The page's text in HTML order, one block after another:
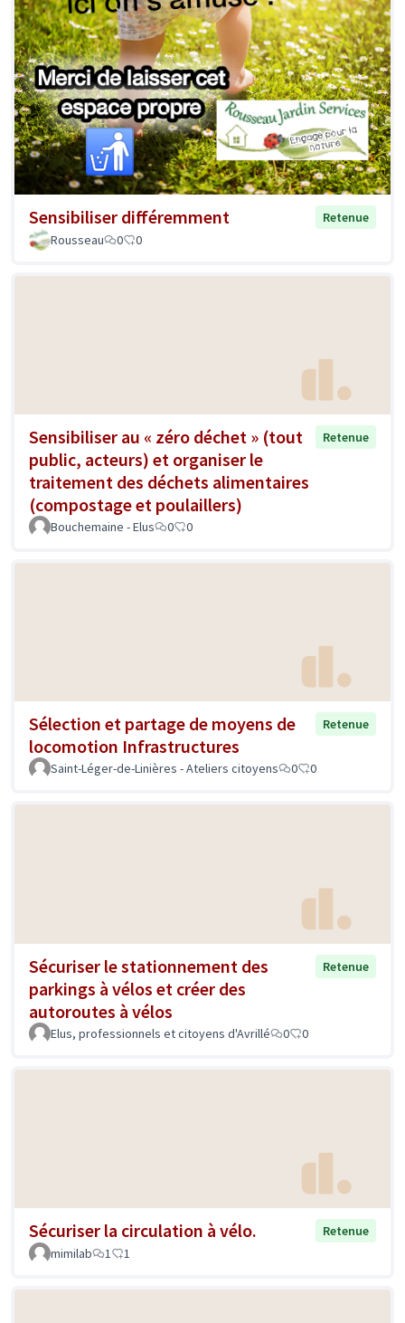
Sensibiliser différemment
Retenue
Rousseau
0 0
Sensibiliser au « zéro déchet » (tout
public, acteurs) et organiser le
traitement des déchets alimentaires
(compostage et poulaillers)
Retenue
Bouchemaine - Elus 0 0
Sélection et partage de moyens de
locomotion Infrastructures
Retenue
Saint-Léger-de-Linières - Ateliers citoyens 0 0
Sécuriser le stationnement des
parkings à vélos et créer des
autoroutes à vélos
Retenue
Elus, professionnels et citoyens d'Avrillé 0 0
Sécuriser la circulation à vélo.
Retenue
mimilab
1 1